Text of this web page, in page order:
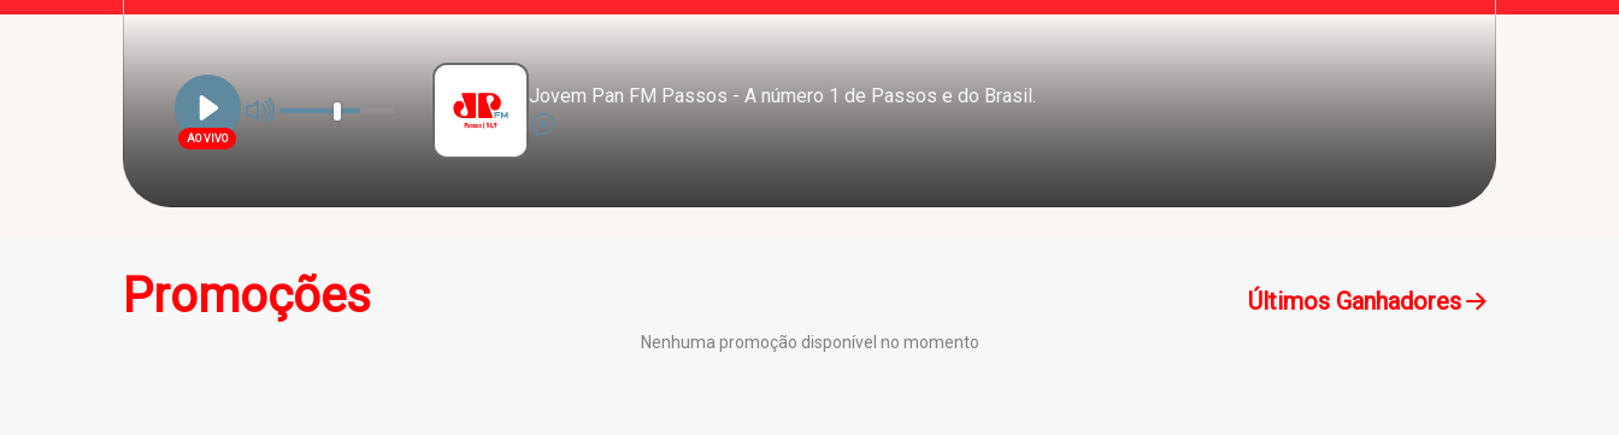
AO VIVO
Jovem Pan FM Passos - A número 1 de Passos e do Brasil.
Promoções Últimos Ganhadores
Nenhuma promoção disponível no momento